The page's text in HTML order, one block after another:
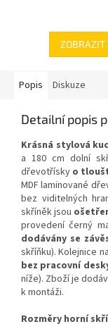
ZOBRAZIT
Popis Diskuze
Detailní popis
Krásná stylová
a 180 cm dolní
dřevotřísky o
MDF laminované
bez viditelných
skříněk jsou
provedení černý
dodávány se
skříňku). Kolejnice
bez pracovní
níže). Zboží je
k montáži.
Rozměry horní